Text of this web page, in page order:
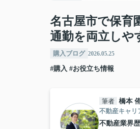
名古屋市で保育
通勤を両立しや
購入ブログ 2026.05.25
#購入 #お役立ち情報
筆者 橋本
不動産キャリ
不動産業界